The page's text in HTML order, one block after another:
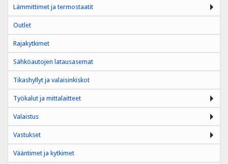
Lämmittimet ja termostaatit
Outlet
Rajakytkimet
Sähköautojen latausasemat
Tikashyllyt ja valaisinkiskot
Työkalut ja mittalaitteet
Valaistus
Vastukset
Vääntimet ja kytkimet